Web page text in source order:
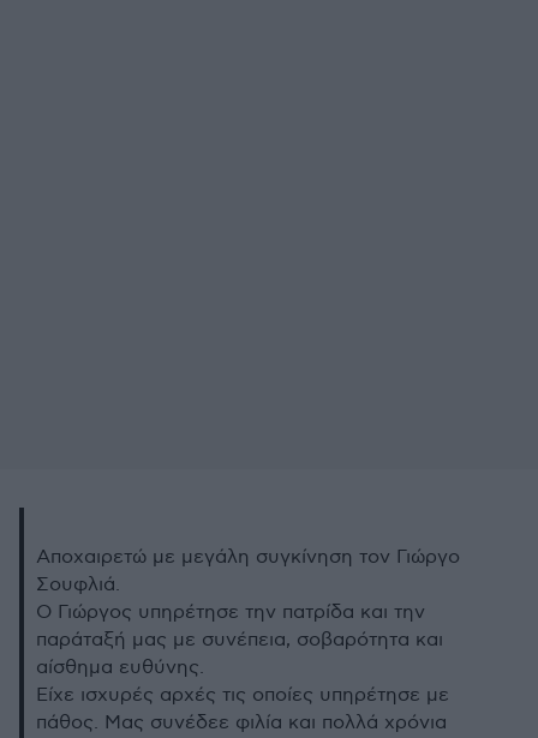
Αποχαιρετώ με μεγάλη συγκίνηση τον Γιώργο
Σουφλιά.
Ο Γιώργος υπηρέτησε την πατρίδα και την
παράταξή μας με συνέπεια, σοβαρότητα και
αίσθημα ευθύνης.
Είχε ισχυρές αρχές τις οποίες υπηρέτησε με
πάθος. Μας συνέδεε φιλία και πολλά χρόνια